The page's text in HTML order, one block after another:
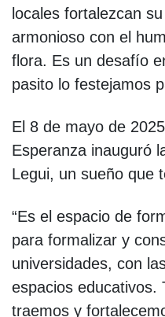
locales fortalezcan
armonioso con el
flora. Es un desafío
pasito lo festejamos
El 8 de mayo de
Esperanza inauguró
Legui, un sueño que
“Es el espacio de
para formalizar y
universidades, con
espacios educativos.
traemos y